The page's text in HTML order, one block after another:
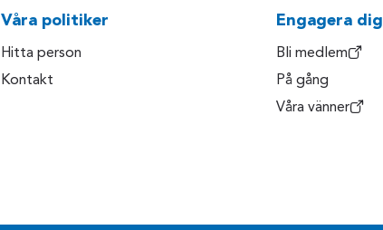
Våra politiker
Hitta person
Kontakt
Engagera dig
Bli medlem
På gång
Våra vänner